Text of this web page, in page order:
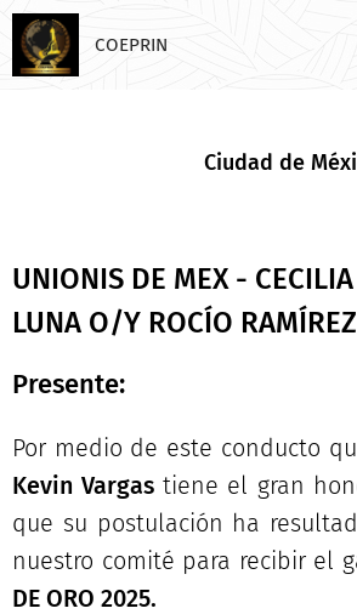
COEPRIN
Ciudad de
UNIONIS DE MEX -
LUNA O/Y ROCÍO
Presente:
Por medio de este conducto
Kevin Vargas tiene el gran
que su postulación ha
nuestro comité para recibir el
DE ORO 2025.